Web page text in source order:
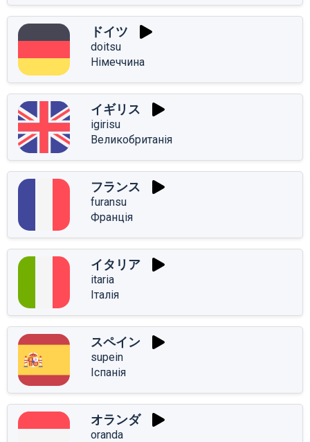
ドイツ
doitsu
Німеччина
イギリス
igirisu
Великобританія
フランス
furansu
Франція
イタリア
itaria
Італія
スペイン
supein
Іспанія
オランダ
oranda